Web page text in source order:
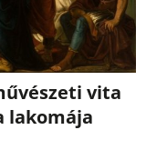
vita
lakomája